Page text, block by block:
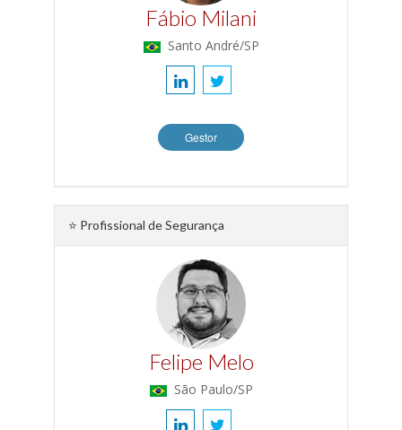
Fábio Milani
Santo André/SP
Gestor
⭐ Profissional de Segurança
Felipe Melo
São Paulo/SP